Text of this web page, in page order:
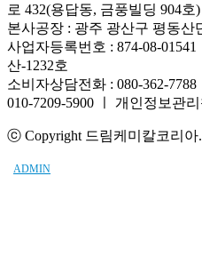
로 432(용답동, 금풍빌딩 904호)
본사공장 : 광주 광산구 평동산
사업자등록번호 : 874-08-
산-1232호
소비자상담전화 : 080-362-7788
010-7209-5900 ㅣ 개인정보관
ⓒ Copyright 드림케미칼코리아.
ADMIN